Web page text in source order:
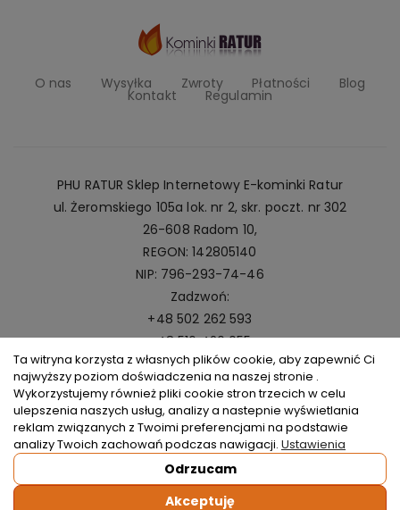
O nas Wysyłka Zwroty Płatności Blog
Kontakt Regulamin
PHU RATUR Sklep Internetowy E-kominki Ratur
ul. Żeromskiego 105a lok. nr 2, skr. poczt. nr 302
26-608 Radom 10,
REGON: 142805140
NIP: 796-293-74-46
Zadzwoń:
+48 502 262 593
+48 516 420 055
Napisz:
kominki@ratur.pl
Kominki Ratur
Ta witryna korzysta z własnych plików cookie, aby zapewnić Ci
najwyższy poziom doświadczenia na naszej stronie .
Wykorzystujemy również pliki cookie stron trzecich w celu
ulepszenia naszych usług, analizy a nastepnie wyświetlania
reklam związanych z Twoimi preferencjami na podstawie
analizy Twoich zachowań podczas nawigacji. Ustawienia
Odrzucam
Akceptuję